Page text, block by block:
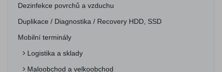
Dezinfekce povrchů a vzduchu
Duplikace / Diagnostika / Recovery HDD, SSD
Mobilní terminály
Logistika a sklady
Maloobchod a velkoobchod